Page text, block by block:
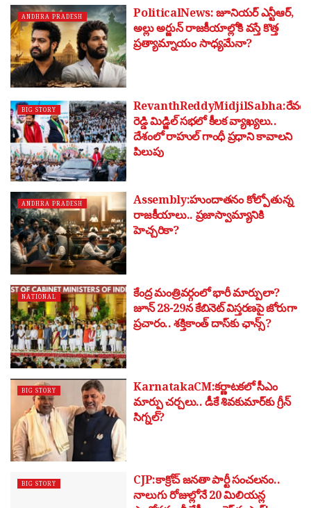
ANDHRA PRADESH
PoliticalNews: జూనియర్ ఎన్టీఆర్,
అల్లు అర్జున్ రాజకీయాల్లోకి వస్తే కొత్త
ప్రత్యామ్నాయం సాధ్యమేనా?
BIG STORY
రెడ్డి మిడ్జిల్ సభలో కీలక వ్యాఖ్యలు..
దేశంలో రాహుల్ గాంధీ ప్రధాని కావాలని
పిలుపు
ANDHRA PRADESH
Assembly:హుందాతనం కోల్పోతున్న
రాజకీయాలు.. ప్రజాస్వామ్యానికి
హెచ్చరికా?
NATIONAL
కేంద్ర మంత్రివర్గంలో భారీ మార్పులా?
జూన్ 28-29న కేబినెట్ విస్తరణపై జోరుగా
ప్రచారం.. శక్తికాంత్ దాస్‌కు ఛాన్స్?
BIG STORY
KarnatakaCM:కర్ణాటకలో సీఎం
మార్పు చర్చలు.. డీకే శివకుమార్‌కు గ్రీన్
సిగ్నల్?
BIG STORY
CJP:కాక్రోచ్ జనతా పార్టీ సంచలనం..
నాలుగు రోజుల్లోనే 20 మిలియన్ల